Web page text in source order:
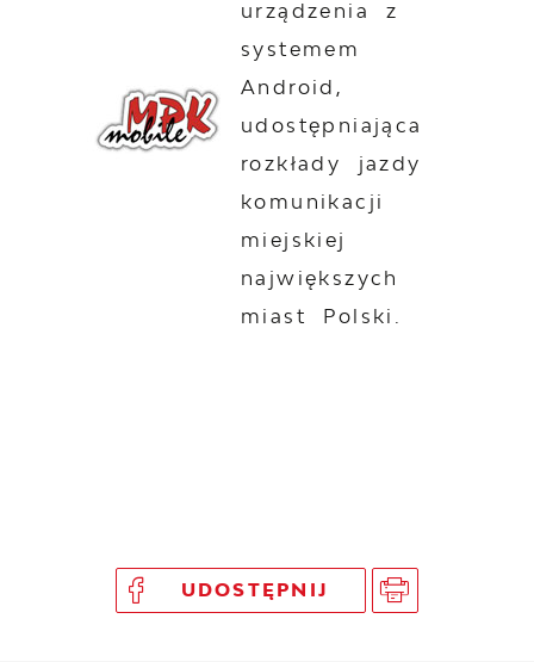
urządzenia z
systemem
Android,
udostępniająca
rozkłady jazdy
komunikacji
miejskiej
największych
miast Polski.
UDOSTĘPNIJ